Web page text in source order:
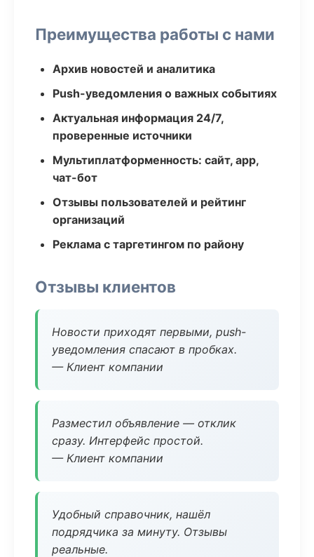
Преимущества работы с нами
Архив новостей и аналитика
Push-уведомления о важных событиях
Актуальная информация 24/7,
проверенные источники
Мультиплатформенность: сайт, app,
чат-бот
Отзывы пользователей и рейтинг
организаций
Реклама с таргетингом по району
Отзывы клиентов
Новости приходят первыми, push-
уведомления спасают в пробках.
— Клиент компании
Разместил объявление — отклик
сразу. Интерфейс простой.
— Клиент компании
Удобный справочник, нашёл
подрядчика за минуту. Отзывы
реальные.